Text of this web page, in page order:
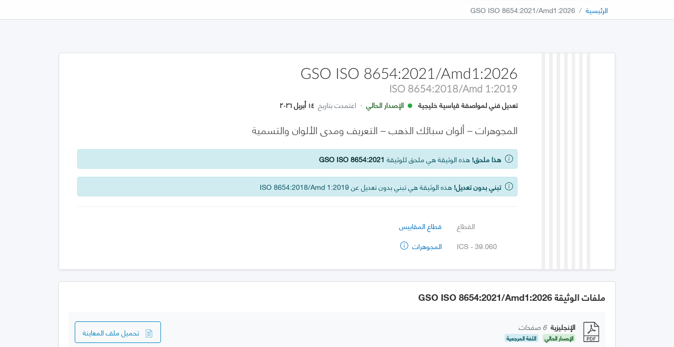
الرئيسية GSO ISO 8654:2021/Amd1:2026
GSO ISO 8654:2021/Amd1:2026
ISO 8654:2018/Amd 1:2019
تعديل فني لمواصفة قياسية خليجية الإصدار الحالي · اعتمدت بتاريخ ١٤ أبريل ٢٠٢٦
المجوهرات – ألوان سبائك الذهب – التعريف ومدى الألوان والتسمية
هذا ملحق! هذه الوثيقة هي ملحق للوثيقة GSO ISO 8654:2021
تبني بدون تعديل! هذه الوثيقة هي تبني بدون تعديل عن ISO 8654:2018/Amd 1:2019
القطاع
قطاع المقاييس
ICS - 39.060
المجوهرات
ملفات الوثيقة GSO ISO 8654:2021/Amd1:2026
الإنجليزية 6 صفحات
الإصدار الحالي اللغة المرجعية تحميل ملف المعاينة